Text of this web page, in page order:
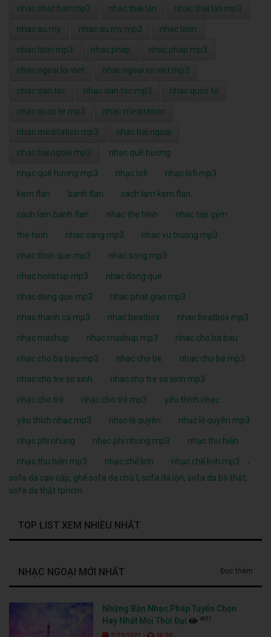
nhac nhat ban mp3 nhac thai lan nhac thai lan mp3
nhac au my nhac au my mp3 nhac latin
nhac latin mp3 nhac phap nhac phap mp3
nhac ngoai loi viet nhac ngoai loi viet mp3
nhac dan toc nhac dan toc mp3 nhac quoc te
nhac quoc te mp3 nhac meditation
nhac meditation mp3 nhac hai ngoai
nhac hai ngoai mp3 nhạc quê hương
nhạc quê hương mp3 nhạc lofi nhạc lofi mp3
kem flan banh flan cach lam kem flan
cach lam banh flan nhac the hinh nhac tap gym
the hinh nhac vang mp3 nhac vu truong mp3
nhac thon que mp3 nhac song mp3
nhac nonstop mp3 nhac dong que
nhac dong que mp3 nhac phat giao mp3
nhac thanh ca mp3 nhac beatbox nhac beatbox mp3
nhạc mashup nhạc mashup mp3 nhac cho ba bau
nhac cho ba bau mp3 nhac cho be nhac cho be mp3
nhac cho tre so sinh nhac cho tre so sinh mp3
nhạc cho trẻ nhạc cho trẻ mp3 yêu thích nhạc
yêu thích nhạc mp3 nhạc lệ quyên nhạc lệ quyên mp3
nhạc phi nhung nhạc phi nhung mp3 nhạc thu hiền
nhạc thu hiền mp3 nhạc chế linh nhạc chế linh mp3
,
sofa da cao cấp, ghế sofa da chữ l , sofa da lộn, sofa da bò thật,
sofa da thật tphcm
TOP LIST XEM NHIỀU NHẤT
NHẠC NGOẠI MỚI NHẤT Đọc thêm
Những Bản Nhạc Pháp Tuyển Chọn
Hay Nhất Mọi Thời Đại
4831